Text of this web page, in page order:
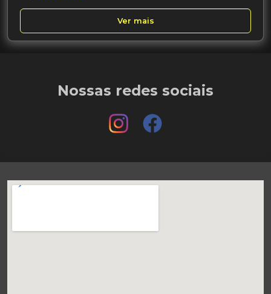
Ver mais
Nossas redes sociais